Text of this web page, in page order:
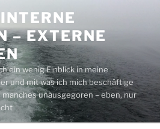
– EXTERNE
ein wenig Einblick in meine
und mit was ich mich beschäftige
manches unausgegoren – eben, nur